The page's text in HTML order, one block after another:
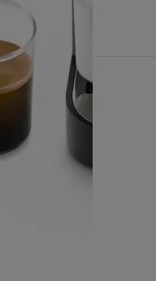
1999,00 zł
1799,00 zł